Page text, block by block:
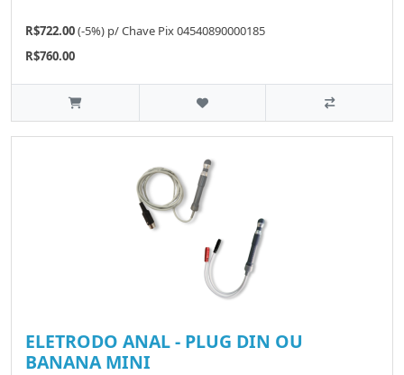
R$722.00(-5%) p/Chave Pix 04540890000185
R$760.00
ELETRODO ANAL - PLUG DIN OU
BANANA MINI